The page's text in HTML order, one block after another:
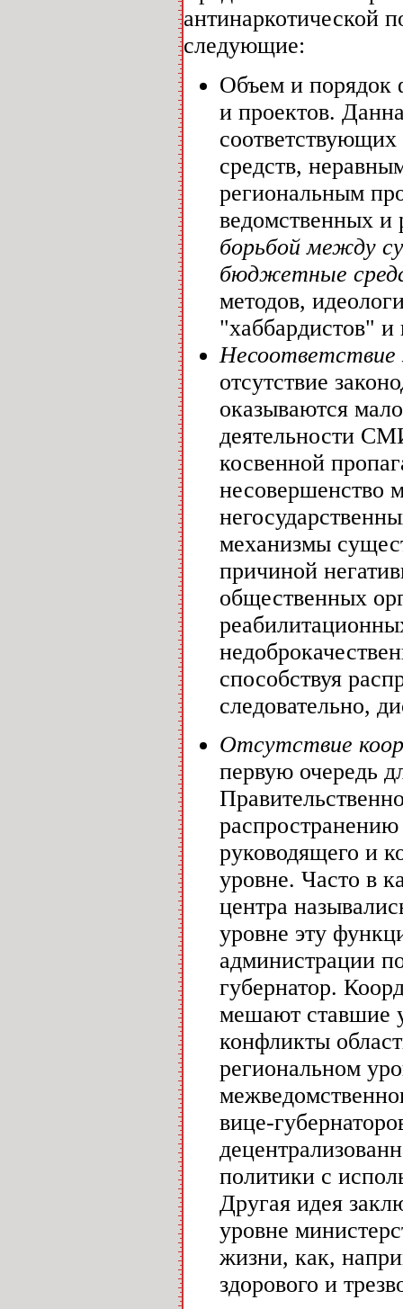
антинаркотической
следующие:
Объем и порядок
и проектов.
средств,
региональным
ведомственных и
борьбой между
бюджетные
методов,
"хаббардистов"
Несоответствие
отсутствие
оказываются
деятельности
косвенной
несовершенство
механизмы
причиной
общественных
способствуя
следовательно,
Отсутствие
первую очередь
руководящего и
уровне. Часто в
центра
уровне эту
администрации
губернатор.
мешают ставшие
конфликты
региональном
вице-
политики с
Другая идея
уровне
жизни, как,
здорового и